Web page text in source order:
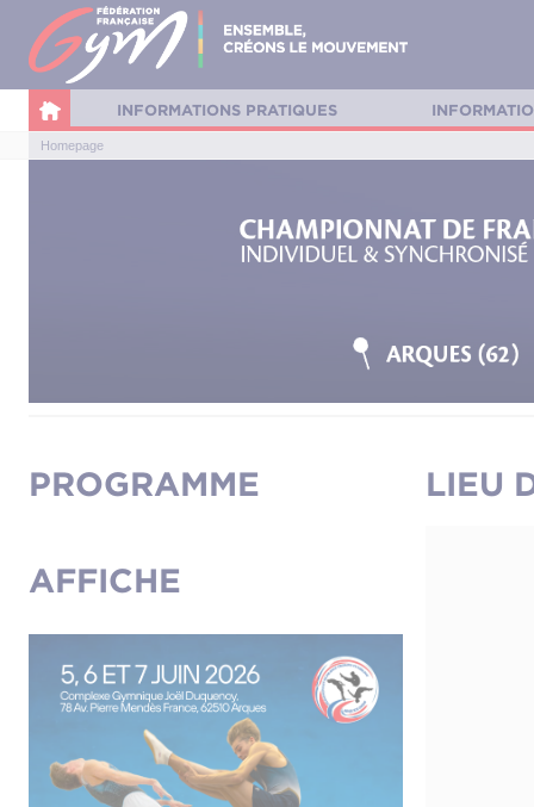
INFORMATIONS PRATIQUES
Homepage
PROGRAMME
AFFICHE
LIEU
Panneau de gestion des cookies